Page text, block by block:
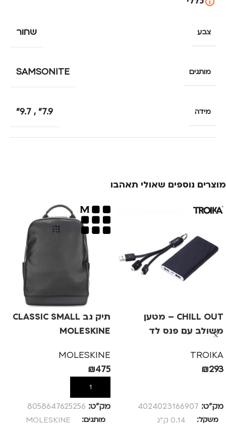
צבע שחור
מותגים SAMSONITE
מידה 7.9"
,
9.7"
מוצרים נוספים שאולי תאהבו
CHILL OUT – מטען
משולב עם פנס לד
TROIKA
₪293
מק”ט: 4024023166907
משקל 0.14 ק"ג
תיק גב CLASSIC SMALL
MOLESKINE
MOLESKINE
₪475
הוספה לסל
מק”ט: 8058647625256
מותגים MOLESKINE